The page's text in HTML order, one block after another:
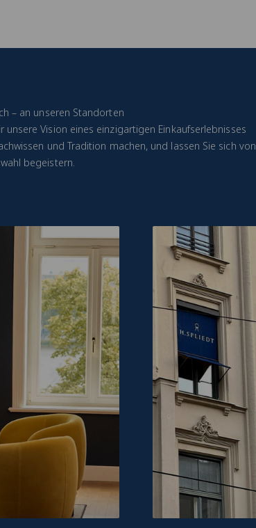
– an unseren Standorten
Vision eines einzigartigen Einkaufserlebnisses
und Tradition machen, und lassen Sie sich von
begeistern.